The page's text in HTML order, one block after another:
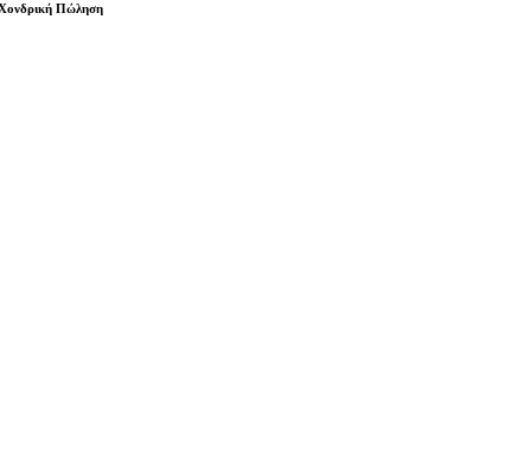
Πώληση